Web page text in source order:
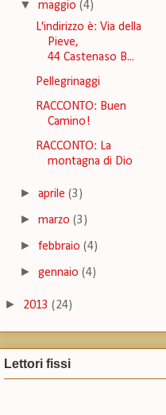
▼maggio(4)
L'indirizzo è: Via della
Pieve,
44 Castenaso B...
Pellegrinaggi
RACCONTO: Buen
Camino!
RACCONTO: La
montagna di Dio
►aprile(3)
►marzo(3)
►febbraio(4)
►gennaio(4)
► 2013 (24)
Lettori fissi